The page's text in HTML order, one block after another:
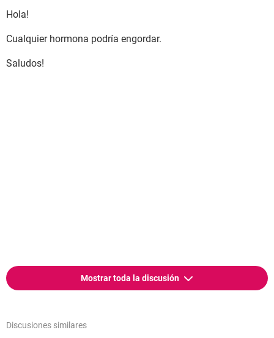
Hola!
Cualquier hormona podría engordar.
Saludos!
Mostrar toda la discusión
Discusiones similares